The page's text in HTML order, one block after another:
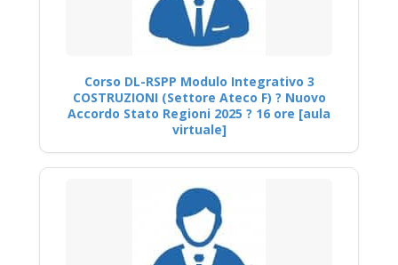
Corso DL-RSPP Modulo Integrativo 3
COSTRUZIONI (Settore Ateco F) ? Nuovo
Accordo Stato Regioni 2025 ? 16 ore [aula
virtuale]